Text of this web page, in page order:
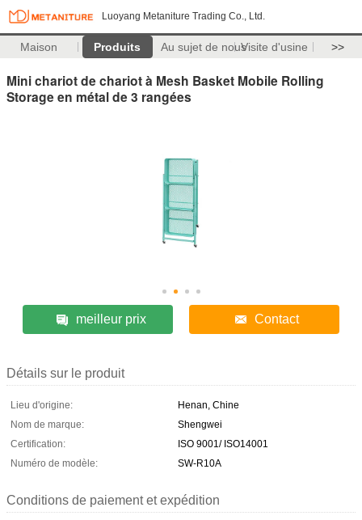
Luoyang Metaniture Trading Co., Ltd.
Maison Produits Au sujet de nousVisite d'usine >>
Mini chariot de chariot à Mesh Basket Mobile Rolling
Storage en métal de 3 rangées
meilleur prix Contact
Détails sur le produit
Lieu d'origine:
Henan, Chine
Nom de marque:
Shengwei
Certification:
ISO 9001/ ISO14001
Numéro de modèle:
SW-R10A
Conditions de paiement et expédition